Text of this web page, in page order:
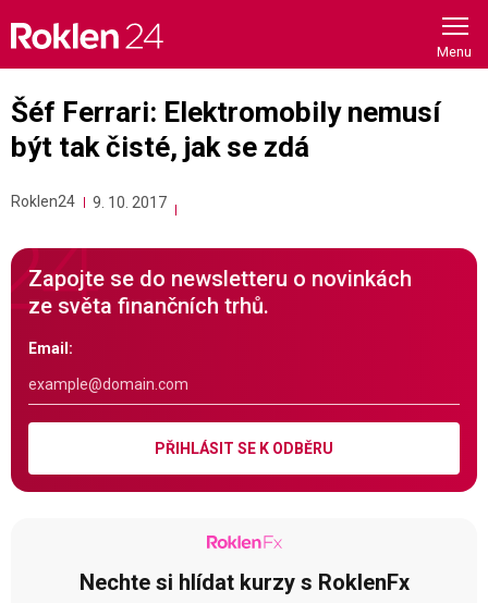
content
Šéf Ferrari: Elektromobily nemusí
být tak čisté, jak se zdá
Roklen24 9. 10. 2017
Zapojte se do newsletteru o novinkách
ze světa finančních trhů.
Email:
PŘIHLÁSIT SE K ODBĚRU
Nechte si hlídat kurzy s RoklenFx